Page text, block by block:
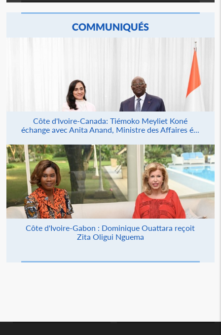
COMMUNIQUÉS
Côte d'Ivoire-Canada: Tiémoko Meyliet Koné
échange avec Anita Anand, Ministre des Affaires é...
Côte d'Ivoire-Gabon : Dominique Ouattara reçoit
Zita Oligui Nguema